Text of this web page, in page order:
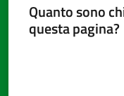
Quanto sono
questa pagina?